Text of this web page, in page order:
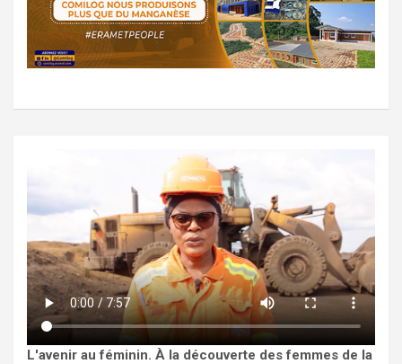
L'avenir au féminin. À la découverte des femmes de la